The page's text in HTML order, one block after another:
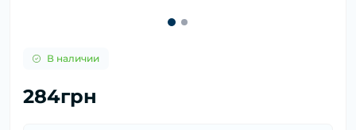
В наличии
284грн